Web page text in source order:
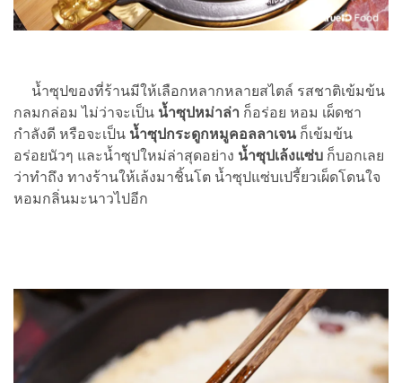
น้ำซุปของที่ร้านมีให้เลือกหลากหลายสไตล์ รสชาติเข้มข้น
กลมกล่อม ไม่ว่าจะเป็น น้ำซุปหม่าล่า ก็อร่อย หอม เผ็ดชา
กำลังดี หรือจะเป็น น้ำซุปกระดูกหมูคอลลาเจน ก็เข้มข้น
อร่อยนัวๆ และน้ำซุปใหม่ล่าสุดอย่าง น้ำซุปเล้งแซ่บ ก็บอกเลย
ว่าทำถึง ทางร้านให้เล้งมาชิ้นโต น้ำซุปแซ่บเปรี้ยวเผ็ดโดนใจ
หอมกลิ่นมะนาวไปอีก